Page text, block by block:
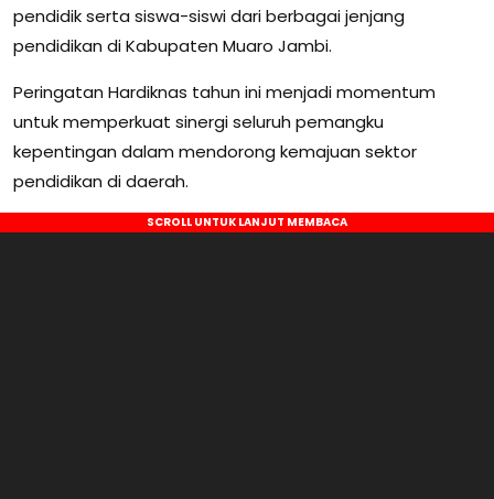
pendidik serta siswa-siswi dari berbagai jenjang
pendidikan di Kabupaten Muaro Jambi.
Peringatan Hardiknas tahun ini menjadi momentum
untuk memperkuat sinergi seluruh pemangku
kepentingan dalam mendorong kemajuan sektor
pendidikan di daerah.